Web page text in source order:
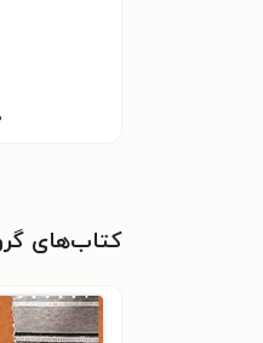
کتاب‌های